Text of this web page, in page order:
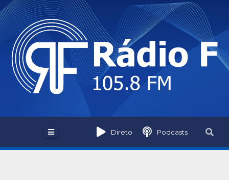
Skip
to
content
Direto Podcasts